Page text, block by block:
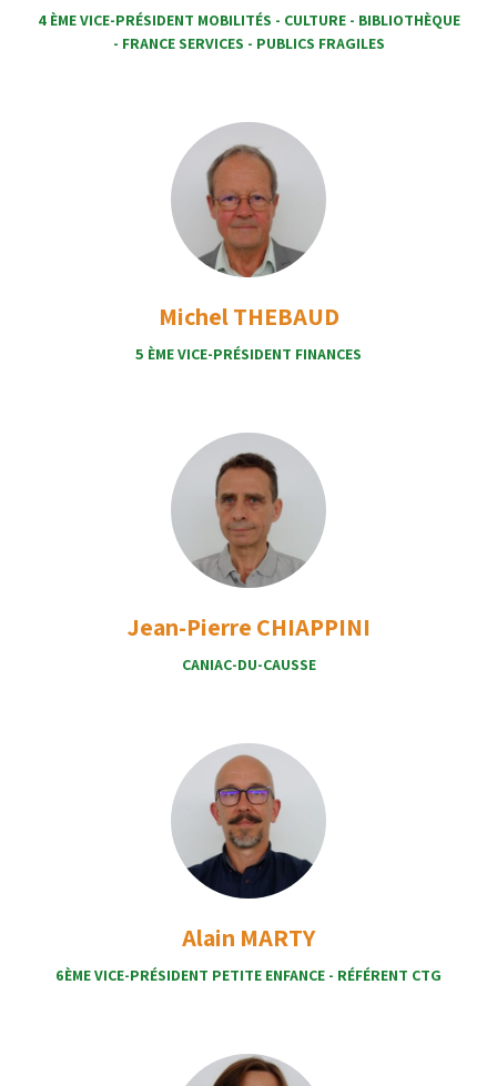
4 ÈME VICE-PRÉSIDENT MOBILITÉS - CULTURE - BIBLIOTHÈQUE
- FRANCE SERVICES - PUBLICS FRAGILES
Michel THEBAUD
5 ÈME VICE-PRÉSIDENT FINANCES
Jean-Pierre CHIAPPINI
CANIAC-DU-CAUSSE
Alain MARTY
6ÈME VICE-PRÉSIDENT PETITE ENFANCE - RÉFÉRENT CTG